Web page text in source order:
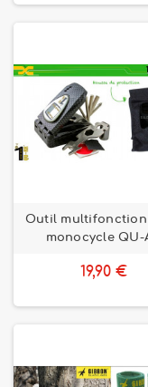
Outil
monocycle QU-
19,90 €